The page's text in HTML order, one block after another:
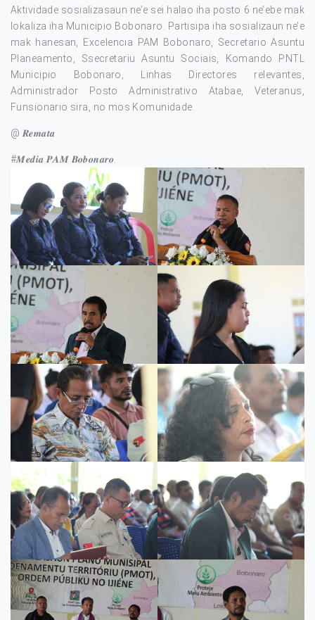
Aktividade sosializasaun ne’e sei halao iha posto 6 ne’ebe mak
lokaliza iha Municipio Bobonaro. Partisipa iha sosializaun ne’e
mak hanesan, Excelencia PAM Bobonaro, Secretario Asuntu
Planeamento, Ssecretariu Asuntu Sociais, Komando PNTL
Municipio Bobonaro, Linhas Directores relevantes,
Administrador Posto Administrativo Atabae, Veteranus,
Funsionario sira, no mos Komunidade.
@ 𝑹𝒆𝒎𝒂𝒕𝒂
#𝑴𝒆𝒅𝒊𝒂 𝑷𝑨𝑴 𝑩𝒐𝒃𝒐𝒏𝒂𝒓𝒐.